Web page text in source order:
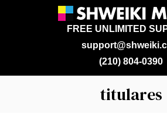
FREE UNLIMITED
(210) 804-0390
titulares